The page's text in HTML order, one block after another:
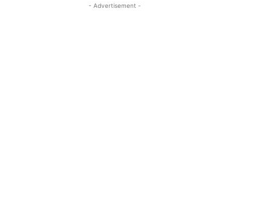
- Advertisement -